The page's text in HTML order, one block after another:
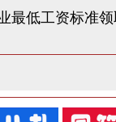
低工资标准